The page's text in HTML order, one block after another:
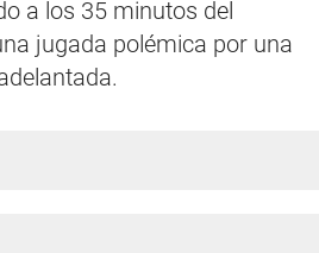
a los 35 minutos del
jugada polémica por una